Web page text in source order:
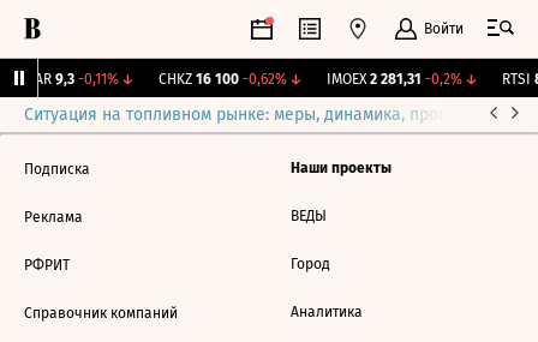
Войти
UTAR 9,3 -0,11%↓ CHKZ 16 100 -0,62%↓ IMOEX 2 281,31 -0,2%↓ RTSI
Ситуация на топливном рынке: меры, динамика, прогнозы
Подписка
Реклама
РФРИТ
Справочник компаний
Наши проекты
ВЕДЫ
Город
Аналитика